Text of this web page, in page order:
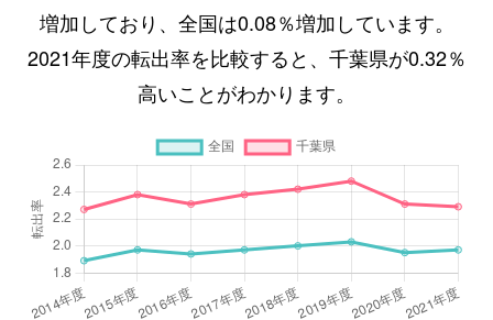
増加しており、全国は0.08％増加しています。
2021年度の転出率を比較すると、千葉県が0.32％
高いことがわかります。